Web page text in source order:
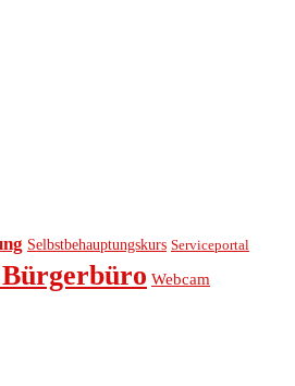
Selbstbehauptungskurs Serviceportal
Webcam